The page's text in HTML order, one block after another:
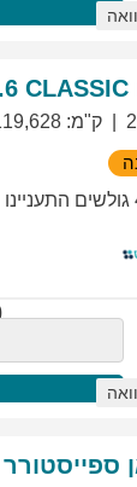
CLASSIC
ק"מ:
גולשים
ספייסטורר